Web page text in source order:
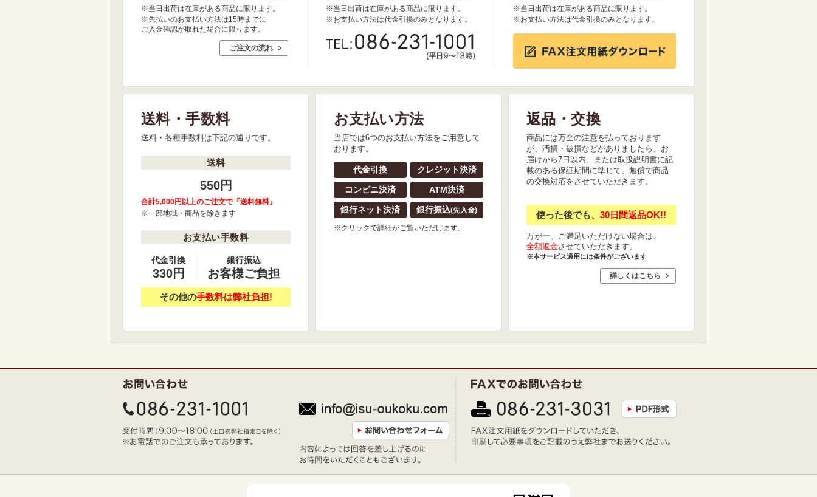
※当日出荷は在庫がある商品に限ります。
※先払いのお支払い方法は15時までに
ご入金確認が取れた場合に限ります。
ご注文の流れ
※当日出荷は在庫がある商品に限ります。
※お支払い方法は代金引換のみとなります。
※当日出荷は在庫がある商品に限ります。
※お支払い方法は代金引換のみとなります。
送料・手数料
送料・各種手数料は下記の通りです。
送料
550円
合計5,000円以上のご注文で『送料無料』
※一部地域・商品を除きます
お支払い手数料
代金引換
330円
銀行振込
お客様ご負担
その他の手数料は弊社負担!
お支払い方法
当店では6つのお支払い方法をご用意して
おります。
代金引換 クレジット決済
コンビニ決済 ATM決済
銀行ネット決済 銀行振込(先入金)
※クリックで詳細がご覧いただけます。
返品・交換
商品には万全の注意を払っております
が、汚損・破損などがありましたら、お
届けから7日以内、または取扱説明書に記
載のある保証期間に準じて、無償で商品
の交換対応をさせていただきます。
使った後でも、 30日間返品OK!!
万が一、ご満足いただけない場合は、
全額返金させていただきます。
※本サービス適用には条件がございます
詳しくはこちら